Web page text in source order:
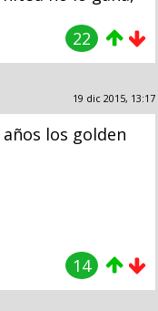
22
19 dic 2015, 13:17
los golden
14